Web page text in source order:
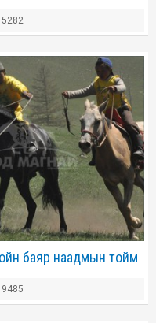
5282
баяр наадмын тойм
9485